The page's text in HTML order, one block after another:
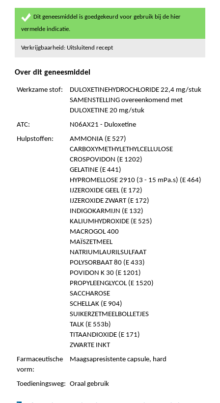
Dit geneesmiddel is goedgekeurd voor gebruik bij de hier
vermelde indicatie.
Verkrijgbaarheid: Uitsluitend recept
Over dit geneesmiddel
Werkzame stof:
DULOXETINEHYDROCHLORIDE 22,4 mg/stuk
SAMENSTELLING overeenkomend met
DULOXETINE 20 mg/stuk
ATC:
N06AX21 - Duloxetine
Hulpstoffen:
AMMONIA (E 527)
CARBOXYMETHYLETHYLCELLULOSE
CROSPOVIDON (E 1202)
GELATINE (E 441)
HYPROMELLOSE 2910 (3 - 15 mPa.s) (E 464)
IJZEROXIDE GEEL (E 172)
IJZEROXIDE ZWART (E 172)
INDIGOKARMIJN (E 132)
KALIUMHYDROXIDE (E 525)
MACROGOL 400
MAÏSZETMEEL
NATRIUMLAURILSULFAAT
POLYSORBAAT 80 (E 433)
POVIDON K 30 (E 1201)
PROPYLEENGLYCOL (E 1520)
SACCHAROSE
SCHELLAK (E 904)
SUIKERZETMEELBOLLETJES
TALK (E 553b)
TITAANDIOXIDE (E 171)
ZWARTE INKT
Farmaceutische
vorm:
Maagsapresistente capsule, hard
Toedieningsweg: Oraal gebruik